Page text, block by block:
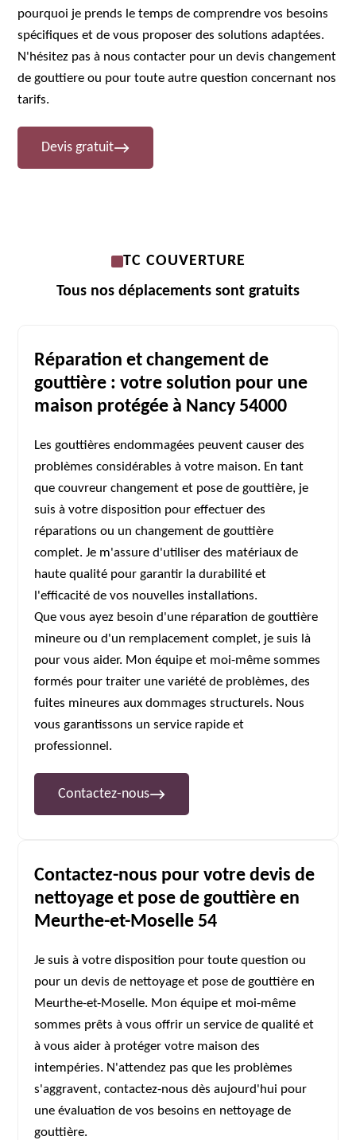
pourquoi je prends le temps de comprendre vos besoins
spécifiques et de vous proposer des solutions adaptées.
N'hésitez pas à nous contacter pour un devis changement
de gouttiere ou pour toute autre question concernant nos
tarifs.
Devis gratuit
TC COUVERTURE
Tous nos déplacements sont gratuits
Réparation et changement de
gouttière : votre solution pour une
maison protégée à Nancy 54000
Les gouttières endommagées peuvent causer des
problèmes considérables à votre maison. En tant
que couvreur changement et pose de gouttière, je
suis à votre disposition pour effectuer des
réparations ou un changement de gouttière
complet. Je m'assure d'utiliser des matériaux de
haute qualité pour garantir la durabilité et
l'efficacité de vos nouvelles installations.
Que vous ayez besoin d'une réparation de gouttière
mineure ou d'un remplacement complet, je suis là
pour vous aider. Mon équipe et moi-même sommes
formés pour traiter une variété de problèmes, des
fuites mineures aux dommages structurels. Nous
vous garantissons un service rapide et
professionnel.
Contactez-nous
Contactez-nous pour votre devis de
nettoyage et pose de gouttière en
Meurthe-et-Moselle 54
Je suis à votre disposition pour toute question ou
pour un devis de nettoyage et pose de gouttière en
Meurthe-et-Moselle. Mon équipe et moi-même
sommes prêts à vous offrir un service de qualité et
à vous aider à protéger votre maison des
intempéries. N'attendez pas que les problèmes
s'aggravent, contactez-nous dès aujourd'hui pour
une évaluation de vos besoins en nettoyage de
gouttière.